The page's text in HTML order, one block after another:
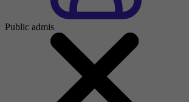
Public admis